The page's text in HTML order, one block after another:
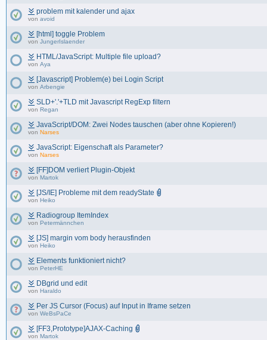
problem mit kalender und ajax
von avoid
[html] toggle Problem
von JungerIslaender
HTML/JavaScript: Multiple file upload?
von Aya
[Javascript] Problem(e) bei Login Script
von Arbengie
SLD+'.'+TLD mit Javascript RegExp filtern
von Regan
JavaScript/DOM: Zwei Nodes tauschen (aber ohne Kopieren!)
von Narses
JavaScript: Eigenschaft als Parameter?
von Narses
[FF]DOM verliert Plugin-Objekt
von Martok
[JS/IE] Probleme mit dem readyState
von Heiko
Radiogroup ItemIndex
von Petermännchen
[JS] margin vom body herausfinden
von Heiko
Elements funktioniert nicht?
von PeterHE
DBgrid und edit
von Haraldo
Per JS Cursor (Focus) auf Input in Iframe setzen
von WeBsPaCe
[FF3,Prototype]AJAX-Caching
von Martok